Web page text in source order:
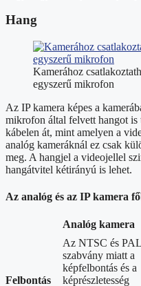
Hang
Kamerához
egyszerű mikrofon
Az IP kamera képes a
mikrofon által felvett hangot is
kábelen át, mint amelyen a
analóg kameráknál ez csak
meg. A hangjel a videojellel
hangátvitel kétirányú is lehet.
Az analóg és az IP kamera
Analóg kamera
Felbontás
Az NTSC és PAL
szabvány miatt a
képfelbontás és a
képrészletesség